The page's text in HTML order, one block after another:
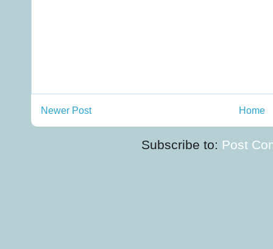
Newer Post Home
Subscribe to: Post